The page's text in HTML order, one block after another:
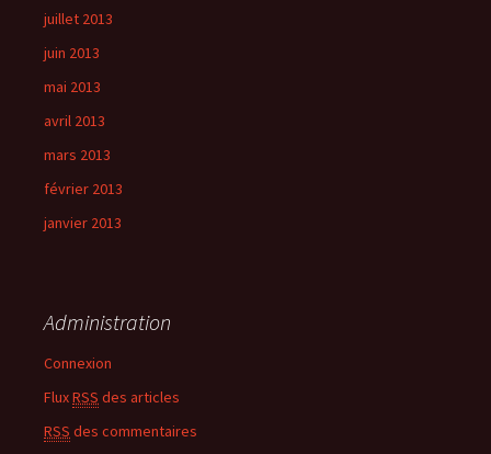
juillet 2013
juin 2013
mai 2013
avril 2013
mars 2013
février 2013
janvier 2013
Administration
Connexion
FluxRSS des articles
RSS des commentaires